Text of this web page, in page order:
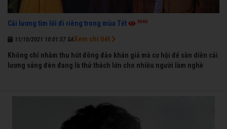
Cải lương tìm lối đi riêng trong mùa Tết 3940
11/10/2021 10:01:57 SA
Không chỉ nhằm thu hút đông đảo khán giả mà cơ hội để sàn diễn cải
lương sáng đèn đang là thử thách lớn cho nhiều người làm nghề
Xem chi tiết